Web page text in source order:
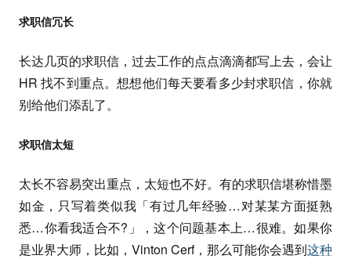
求职信冗长
长达几页的求职信，过去工作的点点滴滴都写上去，会让
HR 找不到重点。想想他们每天要看多少封求职信，你就
别给他们添乱了。
求职信太短
太长不容易突出重点，太短也不好。有的求职信堪称惜墨
如金，只写着类似我「有过几年经验…对某某方面挺熟
悉…你看我适合不?」，这个问题基本上…很难。如果你
是业界大师，比如，Vinton Cerf，那么可能你会遇到这种